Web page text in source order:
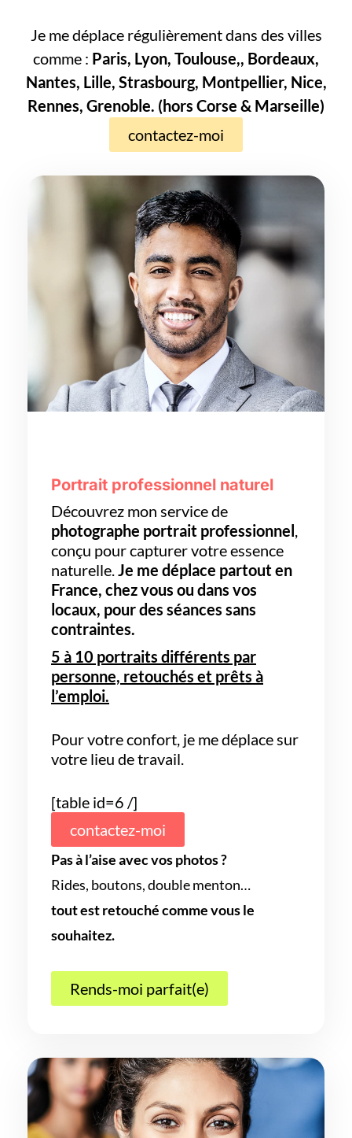
Je me déplace régulièrement dans des villes
comme : Paris, Lyon, Toulouse,, Bordeaux,
Nantes, Lille, Strasbourg, Montpellier, Nice,
Rennes, Grenoble. (hors Corse & Marseille)
contactez-moi
Portrait professionnel naturel
Découvrez mon service de
photographe portrait professionnel
conçu pour capturer votre essence
naturelle. Je me déplace partout en
France, chez vous ou dans vos
locaux, pour des séances sans
contraintes.
5 à 10 portraits différents par
personne, retouchés et prêts à
l’emploi.
Pour votre confort, je me déplace sur
votre lieu de travail.
[table id=6 /]
contactez-moi
Pas à l’aise avec vos photos ?
Rides, boutons, double menton…
tout est retouché comme vous le
souhaitez.
Rends-moi parfait(e)